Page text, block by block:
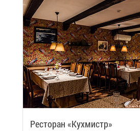
Ре­сто­ран «Кух­мистр»